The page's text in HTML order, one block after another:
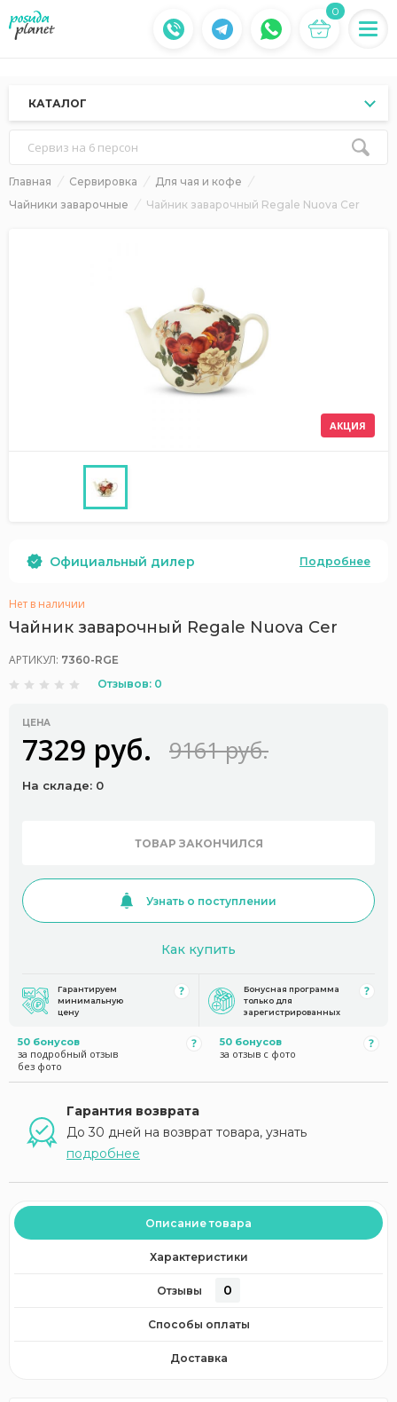
0
КАТАЛОГ
Сервиз на 6 персон
Главная Сервировка
Для чая и кофе
Чайники заварочные
Чайник заварочный Regale Nuova Cer
АКЦИЯ
Официальный дилер Подробнее
Нет в наличии
Чайник заварочный Regale Nuova Cer
АРТИКУЛ: 7360-RGE
Отзывов: 0
ЦЕНА
7329 руб. 9161 руб.
На складе: 0
ТОВАР ЗАКОНЧИЛСЯ
Узнать о поступлении
Как купить
Гарантируем
минимальную
цену
Бонусная программа
только для
зарегистрированных
50 бонусов
за подробный отзыв
без фото
50 бонусов
за отзыв с фото
Гарантия возврата
До 30 дней на возврат товара, узнать
подробнее
Описание товара
Характеристики
Отзывы 0
Способы оплаты
Доставка